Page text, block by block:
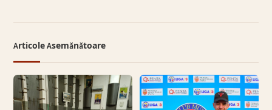
Articole Asemănătoare